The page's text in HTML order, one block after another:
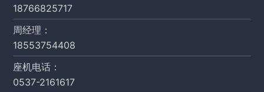
18766825717
周经理：
18553754408
座机电话：
0537-2161617